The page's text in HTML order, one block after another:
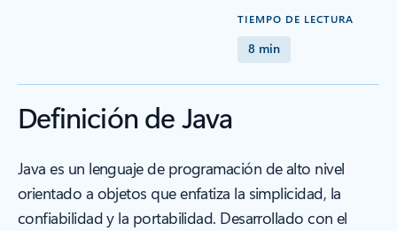
TIEMPO DE LECTURA
8 min
Definición de Java
Java es un lenguaje de programación de alto nivel
orientado a objetos que enfatiza la simplicidad, la
confiabilidad y la portabilidad. Desarrollado con el